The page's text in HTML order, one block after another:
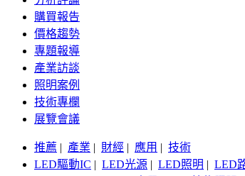
購買報告
價格趨勢
專題報導
產業訪談
照明案例
技術專欄
展覽會議
推薦 | 產業 | 財經 | 應用 | 技術
LED驅動IC | LED光源 | LED照明 | LED